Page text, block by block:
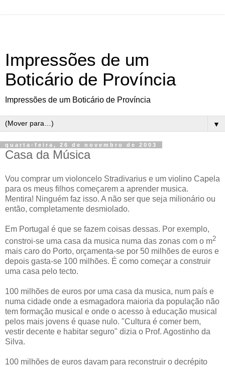
Impressões de um
Boticário de Província
Impressões de um Boticário de Província
▼
quarta-feira, 26 de novembro de 2003
Casa da Música
Vou comprar um violoncelo Stradivarius e um violino Capela
para os meus filhos começarem a aprender musica.
Mentira! Ninguém faz isso. A não ser que seja milionário ou
então, completamente desmiolado.
Em Portugal é que se fazem coisas dessas. Por exemplo,
constroi-se uma casa da musica numa das zonas com o m2
mais caro do Porto, orçamenta-se por 50 milhões de euros e
depois gasta-se 100 milhões. É como começar a construir
uma casa pelo tecto.
100 milhões de euros por uma casa da musica, num país e
numa cidade onde a esmagadora maioria da população não
tem formação musical e onde o acesso à educação musical
pelos mais jovens é quase nulo. "Cultura é comer bem,
vestir decente e habitar seguro" dizia o Prof. Agostinho da
Silva.
100 milhões de euros davam para reconstruir o decrépito